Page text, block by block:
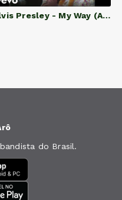
Elvis Presley - My Way (Aloha From Hawaii, Live in Honolulu, 1973)
do Brasil.